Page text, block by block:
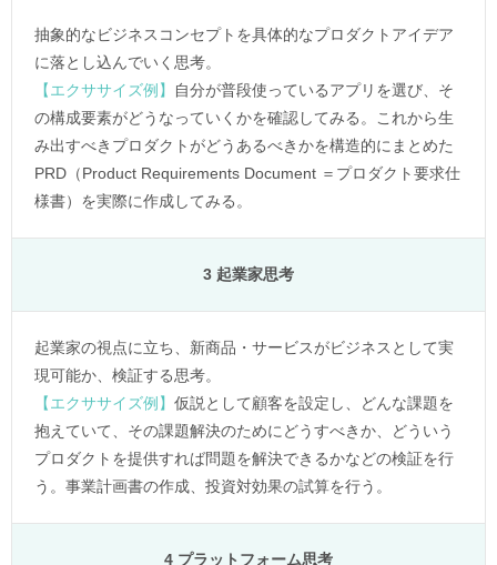
抽象的なビジネスコンセプトを具体的なプロダクトアイデア
に落とし込んでいく思考。
【エクササイズ例】
自分が普段使っているアプリを選び、そ
の構成要素がどうなっていくかを確認してみる。これから生
み出すべきプロダクトがどうあるべきかを構造的にまとめた
PRD（Product Requirements Document ＝プロダクト要求仕
様書）を実際に作成してみる。
3 起業家思考
起業家の視点に立ち、新商品・サービスがビジネスとして実
現可能か、検証する思考。
【エクササイズ例】 仮説として顧客を設定し、どんな課題を
抱えていて、その課題解決のためにどうすべきか、どういう
プロダクトを提供すれば問題を解決できるかなどの検証を行
う。事業計画書の作成、投資対効果の試算を行う。
4 プラットフォーム思考